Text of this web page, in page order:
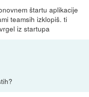
štartu aplikacije
teamsih izklopiš. ti
iz startupa